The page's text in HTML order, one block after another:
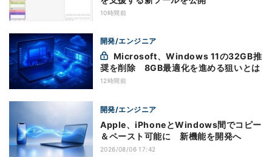
10時間前
開発/エンジニア
奨を削除 8GB最適化を進める狙いとは
12時間前
開発/エンジニア
Apple、iPhoneとWindows間でコピー
＆ペースト可能に 新機能を開発へ
2026/08/06 17:42